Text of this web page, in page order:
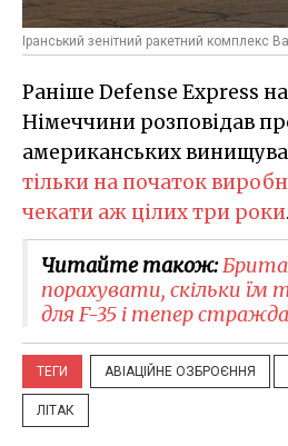
Іранський зенітний ракетний комплекс
Раніше Defense Express
Німеччини розповідав
американських
тільки на початок
чекати аж цілих три роки.
Читайте також:
порахувати, скільки їм
для F-35 і тепер
ТЕГИ АВІАЦІЙНЕ ОЗБРОЄННЯ
ЛІТАК